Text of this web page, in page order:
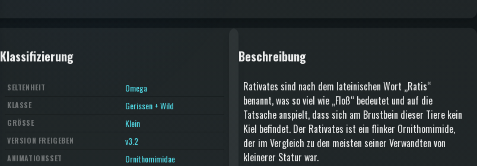
Klassifizierung
SELTENHEIT Omega
KLASSE Gerissen + Wild
GRÖSSE Klein
VERSION FREIGEBEN v3.2
ANIMATIONSSET Ornithomimidae
Beschreibung
Rativates sind nach dem lateinischen Wort „Ratis“
benannt, was so viel wie „Floß“ bedeutet und auf die
Tatsache anspielt, dass sich am Brustbein dieser Tiere kein
Kiel befindet. Der Rativates ist ein flinker Ornithomimide,
der im Vergleich zu den meisten seiner Verwandten von
kleinerer Statur war.